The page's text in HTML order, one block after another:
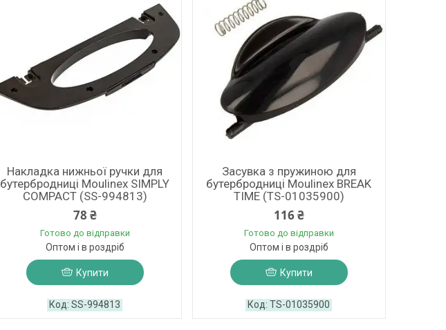
Накладка нижньої ручки для
бутербродниці Moulinex SIMPLY
COMPACT (SS-994813)
78 ₴
Готово до відправки
Оптом і в роздріб
Купити
SS-994813
Засувка з пружиною для
бутербродниці Moulinex BREAK
TIME (TS-01035900)
116 ₴
Готово до відправки
Оптом і в роздріб
Купити
TS-01035900